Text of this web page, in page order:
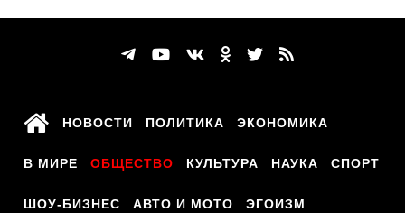
НОВОСТИ ПОЛИТИКА ЭКОНОМИКА
В МИРЕ ОБЩЕСТВО КУЛЬТУРА НАУКА СПОРТ
ШОУ-БИЗНЕС АВТО И МОТО ЭГОИЗМ